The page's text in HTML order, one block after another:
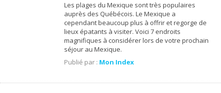
Les plages du Mexique sont très populaires
auprès des Québécois. Le Mexique a
cependant beaucoup plus à offrir et regorge de
lieux épatants à visiter. Voici 7 endroits
magnifiques à considérer lors de votre prochain
séjour au Mexique.
Publié par : Mon Index